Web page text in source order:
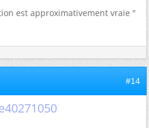
est approximativement vraie "
#14